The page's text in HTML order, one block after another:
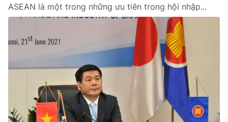
Shorts video
VTV Money VTV Thể thao
VTV Sức khoẻ Bất động sản
Thị trường 24h Tấm lòng Việt
ASEAN là một trong những ưu tiên trong hội nhập...